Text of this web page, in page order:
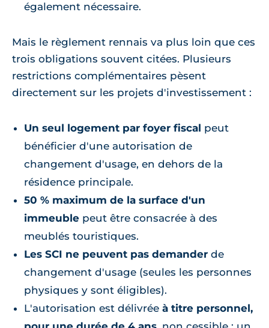
également nécessaire.
Mais le règlement rennais va plus loin que ces
trois obligations souvent citées. Plusieurs
restrictions complémentaires pèsent
directement sur les projets d'investissement :
Un seul logement par foyer fiscal peut
bénéficier d'une autorisation de
changement d'usage, en dehors de la
résidence principale.
50 % maximum de la surface d'un
immeuble peut être consacrée à des
meublés touristiques.
Les SCI ne peuvent pas demander de
changement d'usage (seules les personnes
physiques y sont éligibles).
L'autorisation est délivrée à titre personnel,